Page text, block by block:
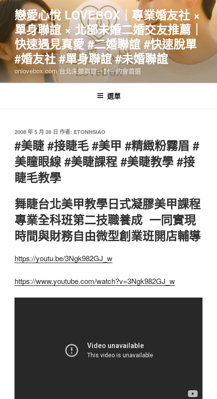
跳
主
要
內
容
戀愛心悅 LOVEBOX｜專業婚友社 ×
單身聯誼 × 北部未婚二婚交友推薦｜
快速遇見真愛 #二婚聯誼 #快速脫單
#婚友社 #單身聯誼 #未婚聯誼
onlovebox.com 台北未婚聯誼一對一約會首選
選單
發
於
2008 年 5 月 28 日 作者: ETONHSIAO
#美睫 #接睫毛 #美甲 #精緻粉霧眉 #
美瞳眼線 #美睫課程 #美睫教學 #接
睫毛教學
舞睫台北美甲教學日式凝膠美甲課程
專業全科班第二技職養成 一同實現
時間與財務自由微型創業班開店輔導
https://youtu.be/3Ngk982GJ_w
https://www.youtube.com/watch?v=3Ngk982GJ_w